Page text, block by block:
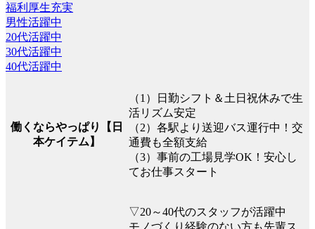
福利厚生充実
男性活躍中
20代活躍中
30代活躍中
40代活躍中
働くならやっぱり【日
本ケイテム】
（1）日勤シフト＆土日祝休みで生
活リズム安定
（2）各駅より送迎バス運行中！交
通費も全額支給
（3）事前の工場見学OK！安心し
てお仕事スタート
▽20～40代のスタッフが活躍中
モノづくり経験のない方も先輩ス